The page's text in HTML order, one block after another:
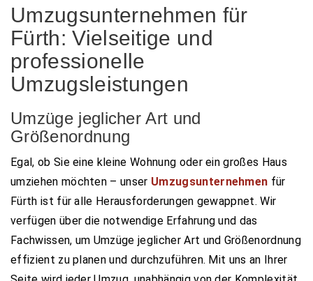
Umzugsunternehmen für
Fürth: Vielseitige und
professionelle
Umzugsleistungen
Umzüge jeglicher Art und
Größenordnung
Egal, ob Sie eine kleine Wohnung oder ein großes Haus
umziehen möchten – unser Umzugsunternehmen für
Fürth ist für alle Herausforderungen gewappnet. Wir
verfügen über die notwendige Erfahrung und das
Fachwissen, um Umzüge jeglicher Art und Größenordnung
effizient zu planen und durchzuführen. Mit uns an Ihrer